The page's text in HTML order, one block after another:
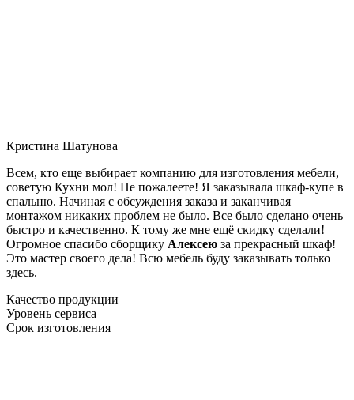
Кристина Шатунова
Всем, кто еще выбирает компанию для изготовления мебели,
советую Кухни мол! Не пожалеете! Я заказывала шкаф-купе в
спальню. Начиная с обсуждения заказа и заканчивая
монтажом никаких проблем не было. Все было сделано очень
быстро и качественно. К тому же мне ещё скидку сделали!
Огромное спасибо сборщику Алексею за прекрасный шкаф!
Это мастер своего дела! Всю мебель буду заказывать только
здесь.
Качество продукции
Уровень сервиса
Срок изготовления